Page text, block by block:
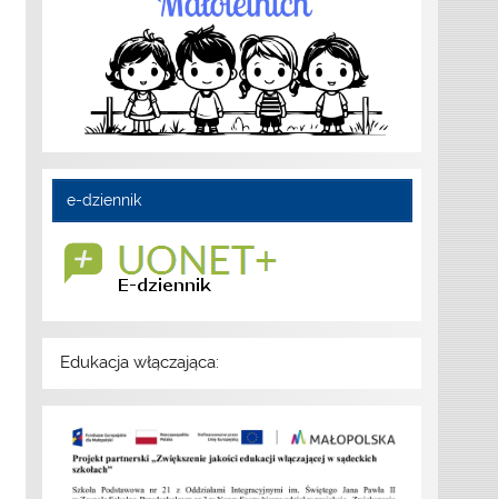
e-dziennik
Edukacja włączająca: